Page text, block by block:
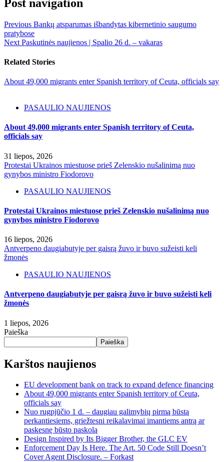
Post navigation
Previous Bankų atsparumas išbandytas kibernetinio saugumo
pratybose
Next Paskutinės naujienos | Spalio 26 d. – vakaras
Related Stories
About 49,000 migrants enter Spanish territory of Ceuta, officials say
PASAULIO NAUJIENOS
About 49,000 migrants enter Spanish territory of Ceuta,
officials say
31 liepos, 2026
Protestai Ukrainos miestuose prieš Zelenskio nušalinimą nuo
gynybos ministro Fiodorovo
PASAULIO NAUJIENOS
Protestai Ukrainos miestuose prieš Zelenskio nušalinimą nuo
gynybos ministro Fiodorovo
16 liepos, 2026
Antverpeno daugiabutyje per gaisrą žuvo ir buvo sužeisti keli
žmonės
PASAULIO NAUJIENOS
Antverpeno daugiabutyje per gaisrą žuvo ir buvo sužeisti keli
žmonės
1 liepos, 2026
Paieška
Paieška
Karštos naujienos
EU development bank on track to expand defence financing
About 49,000 migrants enter Spanish territory of Ceuta,
officials say
Nuo rugpjūčio 1 d. – daugiau galimybių pirmą būstą
perkantiesiems, griežtesni reikalavimai imantiems antrą ar
paskesnę būsto paskolą
Design Inspired by Its Bigger Brother, the GLC EV
Enforcement Day Is Here. The Art. 50 Code Still Doesn’t
Cover Agent Disclosure. – Forkast